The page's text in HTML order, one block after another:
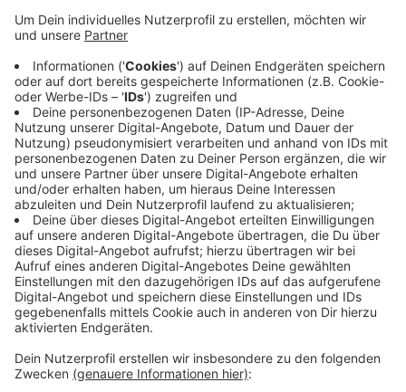
Das große Life Radio Ski-Opening
LIVE onair am 8. Dezember